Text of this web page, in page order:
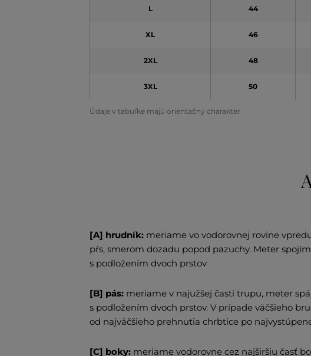
Údaje v tabuľke majú orientačný charakter
L 44
XL 46
2XL 48
3XL 50
[A] hrudník: meriame vo vodorovnej rovine
pŕs, smerom dozadu popod pazuchy. Meter
s podložením dvoch prstov
[B] pás: meriame v najužšej časti trupu, meter
s podložením dvoch prstov. V prípade väčšieho
od najväčšieho prehnutia chrbtice po
[C] boky: meriame vodorovne cez najširšiu časť